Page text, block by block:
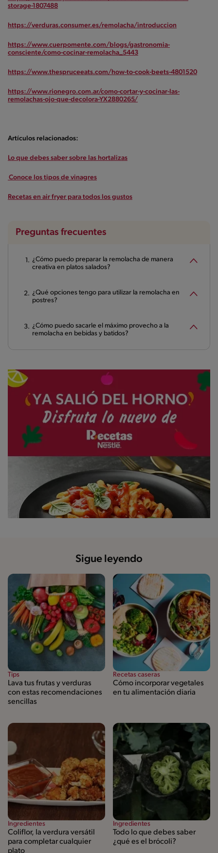
storage-1807488
https://verduras.consumer.es/remolacha/introduccion
https://www.cuerpomente.com/blogs/gastronomia-
consciente/como-cocinar-remolacha_5443
https://www.thespruceeats.com/how-to-cook-beets-4801520
https://www.rionegro.com.ar/como-cortar-y-cocinar-las-
remolachas-ojo-que-decolora-YX2880265/
Artículos relacionados:
Lo que debes saber sobre las hortalizas
Conoce los tipos de vinagres
Recetas en air fryer para todos los gustos
Preguntas frecuentes
¿Cómo puedo preparar la remolacha de manera
creativa en platos salados?
¿Qué opciones tengo para utilizar la remolacha en
postres?
¿Cómo puedo sacarle el máximo provecho a la
remolacha en bebidas y batidos?
Sigue leyendo
Tips
Lava tus frutas y verduras
con estas recomendaciones
sencillas
Recetas caseras
Cómo incorporar vegetales
en tu alimentación diaria
Ingredientes
Coliflor, la verdura versátil
para completar cualquier
plato
Ingredientes
Todo lo que debes saber
¿qué es el brócoli?